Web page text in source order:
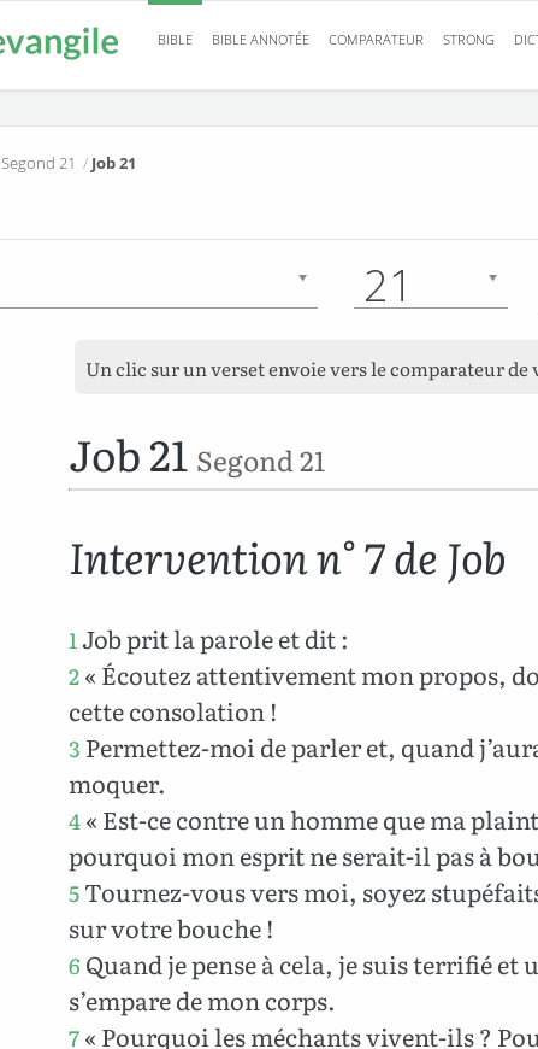
BIBLE BIBLE ANNOTÉE COMPARATEUR STRONG
Segond 21 / Job 21
21
Un clic sur un verset envoie vers le comparateur de
Job 21 Segond 21
Intervention n° 7 de Job
1Job prit la parole et dit :
2« Écoutez attentivement mon propos,
cette consolation !
3 Permettez-moi de parler et, quand
moquer.
4« Est-ce contre un homme que ma
pourquoi mon esprit ne serait-il pas à
5Tournez-vous vers moi, soyez
sur votre bouche !
6 Quand je pense à cela, je suis terrifié et
s’empare de mon corps.
7« Pourquoi les méchants vivent-ils ?